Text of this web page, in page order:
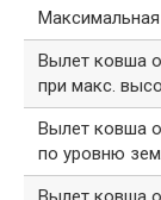
Вылет ковша
при макс.
Вылет ковша
по уровню